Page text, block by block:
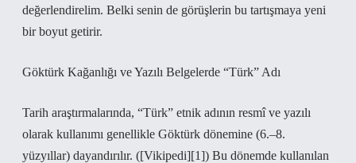
değerlendirelim. Belki senin de görüşlerin bu tartışmaya yeni
bir boyut getirir.
Göktürk Kağanlığı ve Yazılı Belgelerde “Türk” Adı
Tarih araştırmalarında, “Türk” etnik adının resmî ve yazılı
olarak kullanımı genellikle Göktürk dönemine (6.–8.
yüzyıllar) dayandırılır. ([Vikipedi][1]) Bu dönemde kullanılan